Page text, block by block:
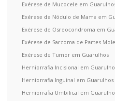
Exérese de Mucocele em
Exérese de Nódulo de Mama em
Exérese de Osreocondroma em
Exérese de Sarcoma de Partes
Exérese de Tumor em Guarulhos
Herniorrafia Incisional em
Herniorrafia Inguinal em Guarulhos
Herniorrafia Umbilical em